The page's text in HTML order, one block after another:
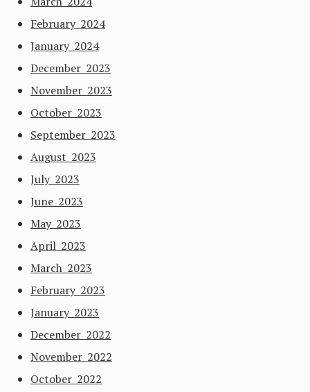
February 2024
January 2024
December 2023
November 2023
October 2023
September 2023
August 2023
July 2023
June 2023
May 2023
April 2023
March 2023
February 2023
January 2023
December 2022
November 2022
October 2022